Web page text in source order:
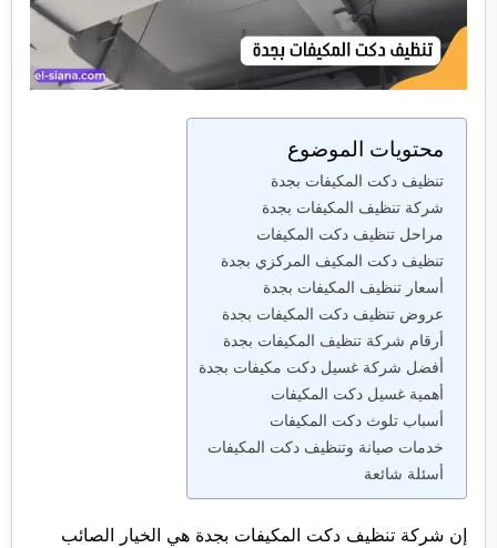
محتويات الموضوع
تنظيف دكت المكيفات بجدة
شركة تنظيف المكيفات بجدة
مراحل تنظيف دكت المكيفات
تنظيف دكت المكيف المركزي بجدة
أسعار تنظيف المكيفات بجدة
عروض تنظيف دكت المكيفات بجدة
أرقام شركة تنظيف المكيفات بجدة
أفضل شركة غسيل دكت مكيفات بجدة
أهمية غسيل دكت المكيفات
أسباب تلوث دكت المكيفات
خدمات صيانة وتنظيف دكت المكيفات
أسئلة شائعة
إن شركة تنظيف دكت المكيفات بجدة هي الخيار الصائب